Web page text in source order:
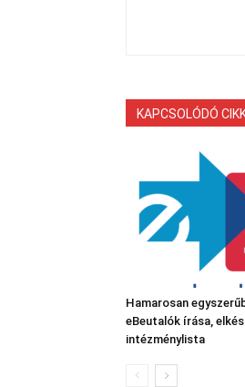
KAPCSOLÓDÓ
Hamarosan
eBeutalók írása,
intézménylista